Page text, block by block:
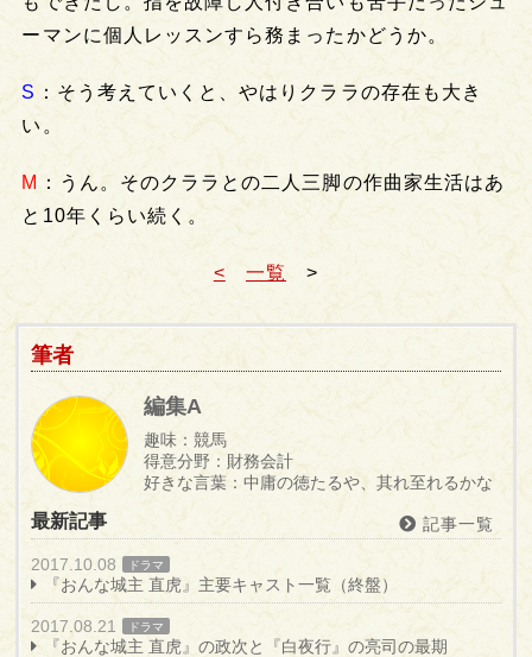
ーマンに個人レッスンすら務まったかどうか。
S ：そう考えていくと、やはりクララの存在も大き
い。
M
：うん。そのクララとの二人三脚の作曲家生活はあ
と10年くらい続く。
< 一覧 >
筆者
編集A
趣味：競馬
得意分野：財務会計
好きな言葉：中庸の徳たるや、其れ至れるかな
最新記事 記事一覧
2017.10.08 ドラマ
『おんな城主 直虎』主要キャスト一覧（終盤）
2017.08.21 ドラマ
『おんな城主 直虎』の政次と『白夜行』の亮司の最期